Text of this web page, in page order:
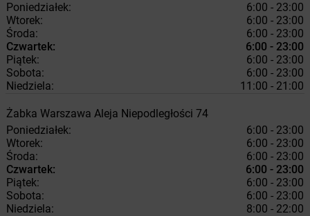
Poniedziałek:
6:00 - 23:00
Wtorek:
6:00 - 23:00
Środa:
6:00 - 23:00
Czwartek:
6:00 - 23:00
Piątek:
6:00 - 23:00
Sobota:
6:00 - 23:00
Niedziela:
11:00 - 21:00
Żabka Warszawa Aleja Niepodległości 74
Poniedziałek:
6:00 - 23:00
Wtorek:
6:00 - 23:00
Środa:
6:00 - 23:00
Czwartek:
6:00 - 23:00
Piątek:
6:00 - 23:00
Sobota:
6:00 - 23:00
Niedziela:
8:00 - 22:00